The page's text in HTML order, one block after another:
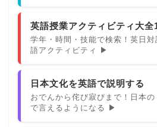
英語授業アクティビティ大全
学年・時間・技能で検索！英日
語アクティビティ ▶
日本文化を英語で説明する
おでんから侘び寂びまで！日本
で言えるようになる ▶